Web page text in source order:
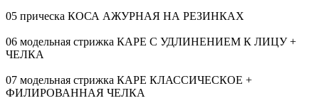
05 прическа КОСА АЖУРНАЯ НА РЕЗИНКАХ
06 модельная стрижка КАРЕ С УДЛИНЕНИЕМ К ЛИЦУ +
ЧЕЛКА
07 модельная стрижка КАРЕ КЛАССИЧЕСКОЕ +
ФИЛИРОВАННАЯ ЧЕЛКА